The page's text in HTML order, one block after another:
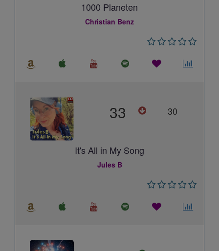
1000 Planeten
Christian Benz
33 30
It's All in My Song
Jules B